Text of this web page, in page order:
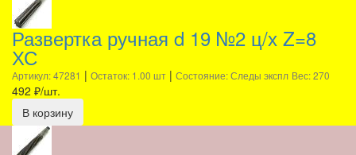
Развертка ручная d 19 №2 ц/х Z=8
ХС
Артикул: 47281 | Остаток: 1.00 шт | Состояние: Следы экспл Вес: 270
492 ₽/шт.
В корзину